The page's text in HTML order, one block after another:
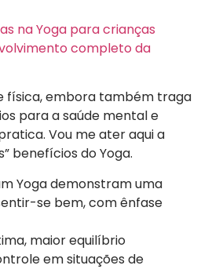
na Yoga para crianças
completo da
física, embora também traga
para a saúde mental e
Vou me ater aqui a
benefícios do Yoga.
Yoga demonstram uma
se bem, com ênfase
maior equilíbrio
em situações de